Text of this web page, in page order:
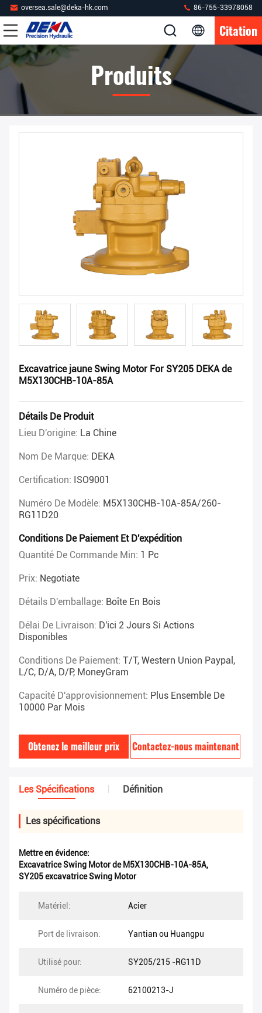
oversea.sale@deka-hk.com 86-755-33978058
Citation
Produits
Excavatrice jaune Swing Motor For SY205 DEKA de
M5X130CHB-10A-85A
Détails De Produit
Lieu D'origine: La Chine
Nom De Marque: DEKA
Certification: ISO9001
Numéro De Modèle: M5X130CHB-10A-85A/260-
RG11D20
Conditions De Paiement Et D'expédition
Quantité De Commande Min: 1 Pc
Prix: Negotiate
Détails D'emballage: Boîte En Bois
Délai De Livraison: D'ici 2 Jours Si Actions
Disponibles
Conditions De Paiement: T/T, Western Union Paypal,
L/C, D/A, D/P, MoneyGram
Capacité D'approvisionnement: Plus Ensemble De
10000 Par Mois
Obtenez le meilleur prix Contactez-nous maintenant
Les Spécifications Définition
Les spécifications
Mettre en évidence:
Excavatrice Swing Motor de M5X130CHB-10A-85A,
SY205 excavatrice Swing Motor
Matériel: Acier
Port de livraison: Yantian ou Huangpu
Utilisé pour: SY205/215 -RG11D
Numéro de pièce: 62100213-J